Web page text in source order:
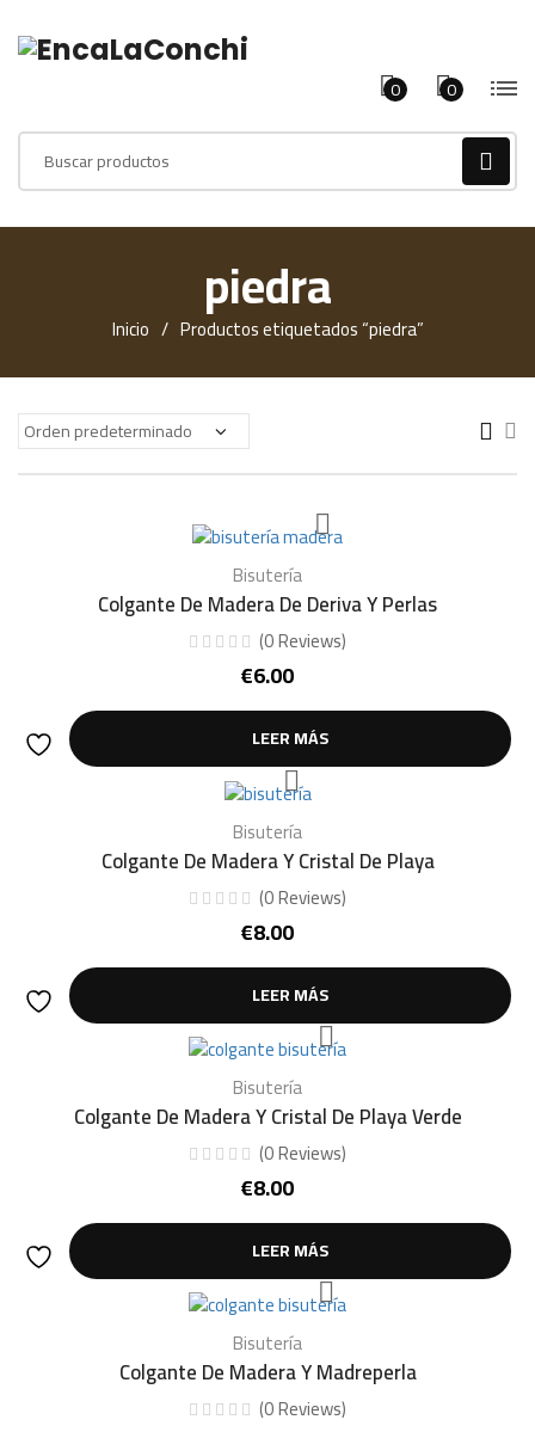
search
0 0
piedra
Inicio Productos etiquetados “piedra”
Bisutería
Colgante De Madera De Deriva Y Perlas
(0Reviews)
€6.00
LEER MÁS
Bisutería
Colgante De Madera Y Cristal De Playa
(0Reviews)
€8.00
LEER MÁS
Bisutería
Colgante De Madera Y Cristal De Playa Verde
(0Reviews)
€8.00
LEER MÁS
Bisutería
Colgante De Madera Y Madreperla
(0Reviews)